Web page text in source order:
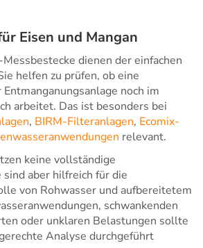
Eisen und Mangan
dienen der einfachen
helfen zu prüfen, ob eine
noch im
arbeitet. Das ist besonders bei
, BIRM-Filteranlagen, Ecomix-
relevant.
keine vollständige
sind aber hilfreich für die
von Rohwasser und aufbereitetem
schwankenden
oder unklaren Belastungen sollte
Analyse durchgeführt